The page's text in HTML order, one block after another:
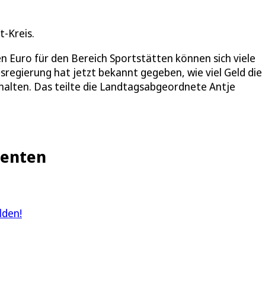
Kreis.
Euro für den Bereich Sportstätten können sich viele
hat jetzt bekannt gegeben, wie viel Geld die
Das teilte die Landtagsabgeordnete Antje